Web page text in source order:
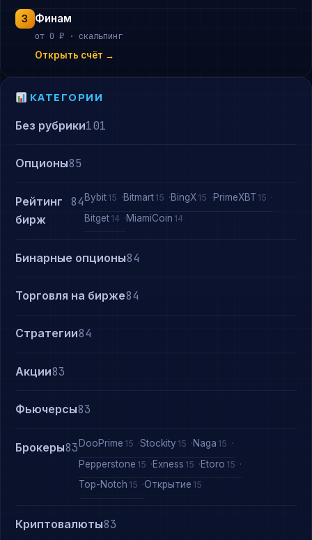
3 Финам
от 0 ₽ · скальпинг
Открыть счёт →
КАТЕГОРИИ
Без рубрики101
Опционы85
Рейтинг
бирж
84 Bybit 15 Bitmart 15 BingX 15 PrimeXBT 15
Bitget 14 MiamiCoin 14
Бинарные опционы84
Торговля на бирже84
Стратегии84
Акции83
Фьючерсы83
Брокеры83 DooPrime 15 Stockity 15 Naga 15
Pepperstone 15 Exness 15 Etoro 15
Top-Notch 15 Открытие 15
Криптовалюты83